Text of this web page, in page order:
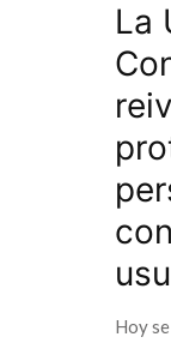
La
Hoy